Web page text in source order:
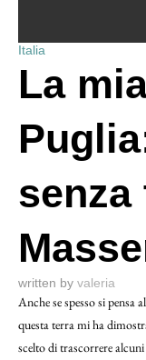
Italia
La
senza
written by valeria
Anche se spesso si pensa
questa terra mi ha
scelto di trascorrere